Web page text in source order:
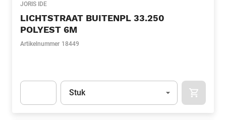
JORIS IDE
LICHTSTRAAT BUITENPL 33.250
POLYEST 6M
Artikelnummer 18449
Eenheid
Stuk